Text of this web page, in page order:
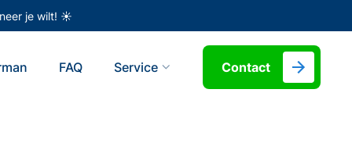
je wilt! ☀️
FAQ Service Contact